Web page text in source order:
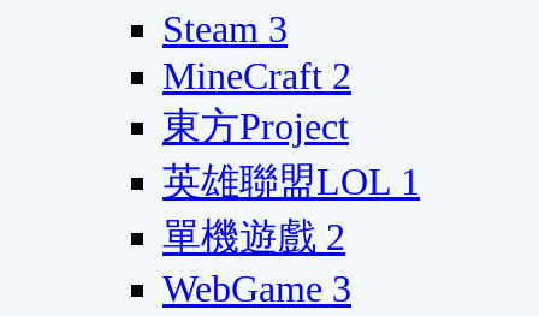
Steam 3
MineCraft 2
東方Project
英雄聯盟LOL 1
單機遊戲 2
WebGame 3